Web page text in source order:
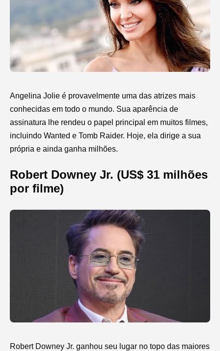
Angelina Jolie é provavelmente uma das atrizes mais
conhecidas em todo o mundo. Sua aparência de
assinatura lhe rendeu o papel principal em muitos filmes,
incluindo Wanted e Tomb Raider. Hoje, ela dirige a sua
própria e ainda ganha milhões.
Robert Downey Jr. (US$ 31 milhões
por filme)
Robert Downey Jr. ganhou seu lugar no topo das maiores